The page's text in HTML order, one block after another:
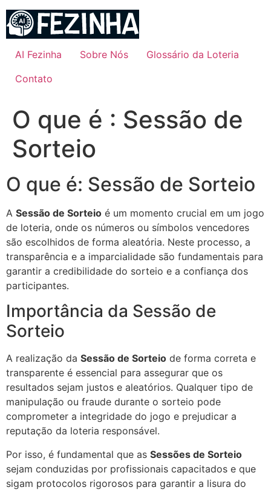
para
conteúdo
AI Fezinha Sobre Nós
Glossário da Loteria
Contato
O que é : Sessão de
Sorteio
O que é: Sessão de Sorteio
A Sessão de Sorteio é um momento crucial em um jogo
de loteria, onde os números ou símbolos vencedores
são escolhidos de forma aleatória. Neste processo, a
transparência e a imparcialidade são fundamentais para
garantir a credibilidade do sorteio e a confiança dos
participantes.
Importância da Sessão de
Sorteio
A realização da Sessão de Sorteio de forma correta e
transparente é essencial para assegurar que os
resultados sejam justos e aleatórios. Qualquer tipo de
manipulação ou fraude durante o sorteio pode
comprometer a integridade do jogo e prejudicar a
reputação da loteria responsável.
Por isso, é fundamental que as Sessões de Sorteio
sejam conduzidas por profissionais capacitados e que
sigam protocolos rigorosos para garantir a lisura do